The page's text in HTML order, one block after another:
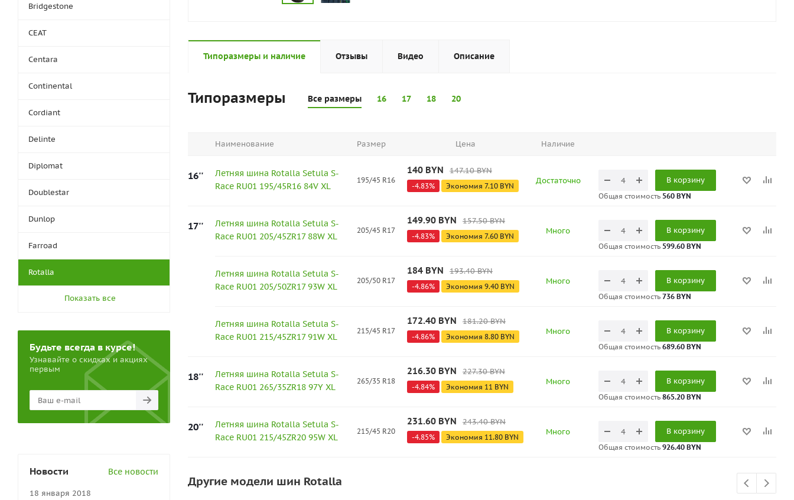
Типоразмеры и наличие Отзывы Видео Описание
Типоразмеры Все размеры 16 17 18 20
Наименование Размер Цена Наличие
16''
Летняя шина Rotalla Setula S-
Race RU01 195/45R16 84V XL
195/45 R16
140 BYN 147.10BYN
-4.83% Экономия 7.10 BYN
Достаточно В корзину
Общая стоимость 560 BYN
17''
Летняя шина Rotalla Setula S-
Race RU01 205/45ZR17 88W XL
205/45 R17
149.90 BYN 157.50BYN
-4.83% Экономия 7.60 BYN
Много В корзину
Общая стоимость 599.60 BYN
Летняя шина Rotalla Setula S-
Race RU01 205/50ZR17 93W XL
205/50 R17
184 BYN 193.40BYN
-4.86% Экономия 9.40 BYN
Много В корзину
Общая стоимость 736 BYN
Летняя шина Rotalla Setula S-
Race RU01 215/45ZR17 91W XL
215/45 R17
172.40 BYN 181.20BYN
-4.86% Экономия 8.80 BYN
Много В корзину
Общая стоимость 689.60 BYN
18''
Летняя шина Rotalla Setula S-
Race RU01 265/35ZR18 97Y XL
265/35 R18
216.30 BYN 227.30BYN
-4.84% Экономия 11 BYN
Много В корзину
Общая стоимость 865.20 BYN
20''
Летняя шина Rotalla Setula S-
Race RU01 215/45ZR20 95W XL
215/45 R20
231.60 BYN 243.40BYN
-4.85% Экономия 11.80 BYN
Много В корзину
Общая стоимость 926.40 BYN
Другие модели шин Rotalla
Bridgestone
CEAT
Centara
Continental
Cordiant
Delinte
Diplomat
Doublestar
Dunlop
Farroad
Rotalla
Показать все
Будьте всегда в курсе!
Узнавайте о скидках и акциях
первым
Новости Все новости
18 января 2018